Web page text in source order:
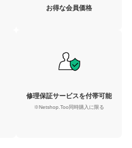
お得な会員価格
修理保証サービスを付帯可能
※Netshop.Too同時購入に限る